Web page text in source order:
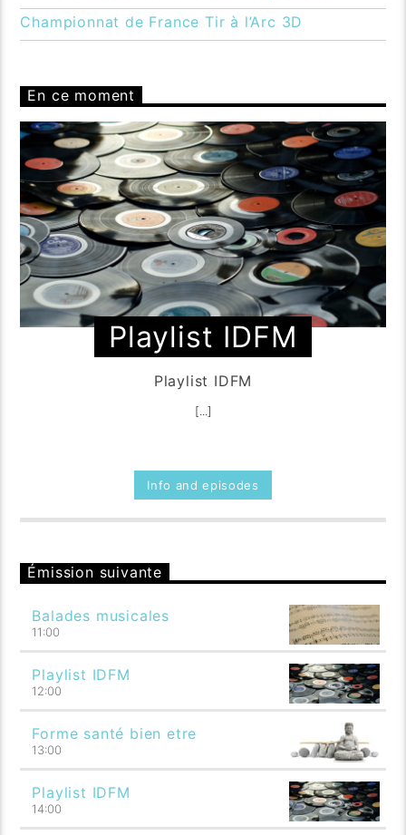
Championnat de France Tir à l’Arc 3D
En ce moment
Playlist IDFM
Playlist IDFM
[...]
Info and episodes
Émission suivante
Balades musicales
11:00
Playlist IDFM
12:00
Forme santé bien etre
13:00
Playlist IDFM
14:00